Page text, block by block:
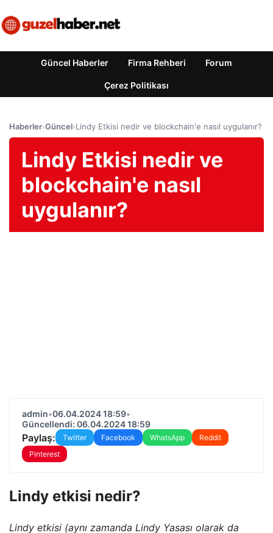
Güncel Haberler Firma Rehberi Forum
Çerez Politikası
Haberler›Güncel›Lindy Etkisi nedir ve blockchain'e nasıl uygulanır?
Lindy Etkisi nedir ve
blockchain'e nasıl
uygulanır?
admin•06.04.2024 18:59•
Güncellendi: 06.04.2024 18:59
Paylaş: Twitter Facebook WhatsApp
Reddit
Pinterest
Lindy etkisi nedir?
Lindy etkisi (aynı zamanda Lindy Yasası olarak da